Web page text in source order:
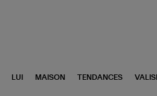
LUI MAISON TENDANCES